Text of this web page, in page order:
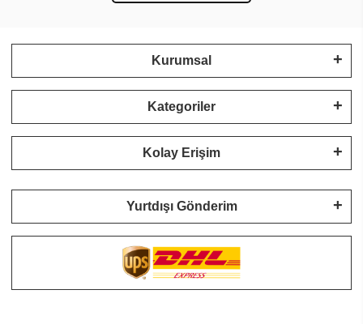
Kurumsal
Kategoriler
Kolay Erişim
Yurtdışı Gönderim